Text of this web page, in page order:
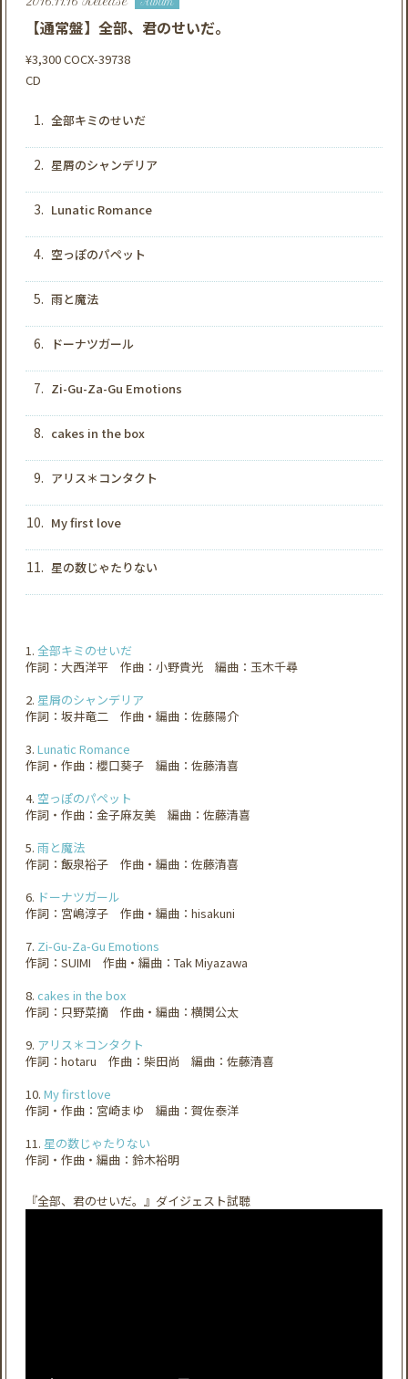
【通常盤】全部、君のせいだ。
¥3,300COCX-39738
CD
1. 全部キミのせいだ
2. 星屑のシャンデリア
3. Lunatic Romance
4. 空っぽのパペット
5. 雨と魔法
6. ドーナツガール
7. Zi-Gu-Za-Gu Emotions
8. cakes in the box
9. アリス＊コンタクト
10. My first love
11. 星の数じゃたりない
1. 全部キミのせいだ
作詞：大西洋平 作曲：小野貴光 編曲：玉木千尋
2. 星屑のシャンデリア
作詞：坂井竜二 作曲・編曲：佐藤陽介
3. Lunatic Romance
作詞・作曲：櫻口葵子 編曲：佐藤清喜
4. 空っぽのパペット
作詞・作曲：金子麻友美 編曲：佐藤清喜
5. 雨と魔法
作詞：飯泉裕子 作曲・編曲：佐藤清喜
6. ドーナツガール
作詞：宮嶋淳子 作曲・編曲：hisakuni
7. Zi-Gu-Za-Gu Emotions
作詞：SUIMI 作曲・編曲：Tak Miyazawa
8. cakes in the box
作詞：只野菜摘 作曲・編曲：横関公太
9. アリス＊コンタクト
作詞：hotaru 作曲：柴田尚 編曲：佐藤清喜
10. My first love
作詞・作曲：宮崎まゆ 編曲：賀佐泰洋
11. 星の数じゃたりない
作詞・作曲・編曲：鈴木裕明
『全部、君のせいだ。』ダイジェスト試聴